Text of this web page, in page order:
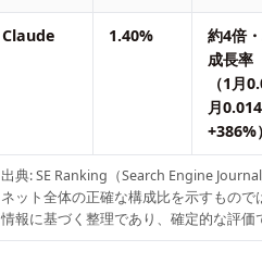
Claude 1.40%
約4倍
成長率
（1月
月
+386%）
出典: SE Ranking（Search Engine
ネット全体の正確な構成比を示すもの
情報に基づく整理であり、確定的な評価